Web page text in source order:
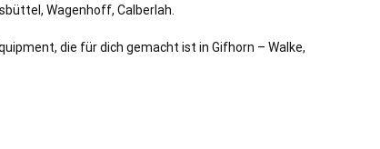
, Wagenhoff, Calberlah
die für dich gemacht ist in Gifhorn – Walke,